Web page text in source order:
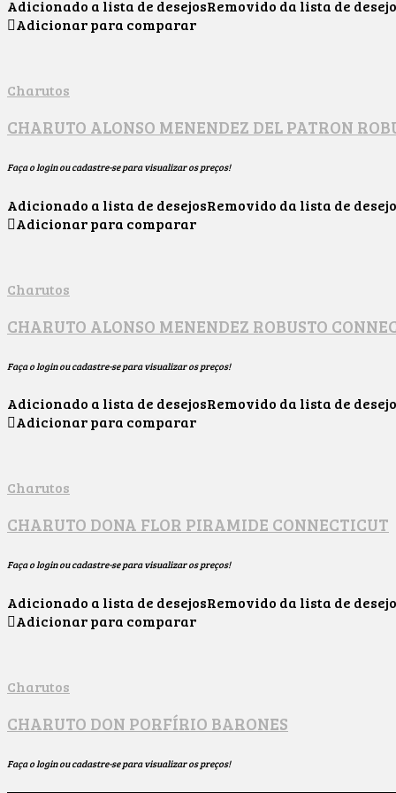
Adicionado a lista de desejosRemovido da lista de
Adicionar para comparar
Charutos
CHARUTO ALONSO MENENDEZ DEL PATRON
Faça o login ou cadastre-se para visualizar os preços!
Adicionado a lista de desejosRemovido da lista de
Adicionar para comparar
Charutos
CHARUTO ALONSO MENENDEZ ROBUSTO
Faça o login ou cadastre-se para visualizar os preços!
Adicionado a lista de desejosRemovido da lista de
Adicionar para comparar
Charutos
CHARUTO DONA FLOR PIRAMIDE CONNECTICUT
Faça o login ou cadastre-se para visualizar os preços!
Adicionado a lista de desejosRemovido da lista de
Adicionar para comparar
Charutos
CHARUTO DON PORFÍRIO BARONES
Faça o login ou cadastre-se para visualizar os preços!